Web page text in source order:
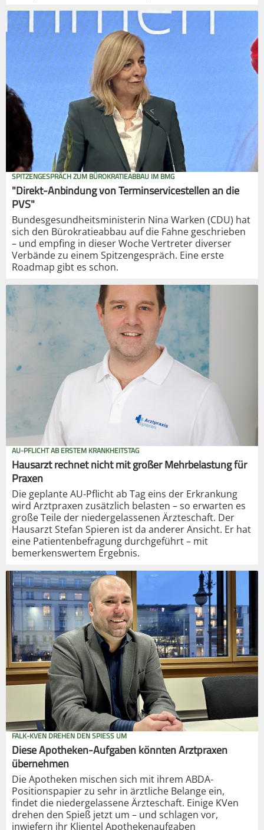
SPITZENGESPRÄCH ZUM BÜROKRATIEABBAU IM BMG
"Direkt-Anbindung von Terminservicestellen an die
PVS"
Bundesgesundheitsministerin Nina Warken (CDU) hat
sich den Bürokratieabbau auf die Fahne geschrieben
– und empfing in dieser Woche Vertreter diverser
Verbände zu einem Spitzengespräch. Eine erste
Roadmap gibt es schon.
AU-PFLICHT AB ERSTEM KRANKHEITSTAG
Hausarzt rechnet nicht mit großer Mehrbelastung für
Praxen
Die geplante AU-Pflicht ab Tag eins der Erkrankung
wird Arztpraxen zusätzlich belasten – so erwarten es
große Teile der niedergelassenen Ärzteschaft. Der
Hausarzt Stefan Spieren ist da anderer Ansicht. Er hat
eine Patientenbefragung durchgeführt – mit
bemerkenswertem Ergebnis.
FALK-KVEN DREHEN DEN SPIESS UM
Diese Apotheken-Aufgaben könnten Arztpraxen
übernehmen
Die Apotheken mischen sich mit ihrem ABDA-
Positionspapier zu sehr in ärztliche Belange ein,
findet die niedergelassene Ärzteschaft. Einige KVen
drehen den Spieß jetzt um – und schlagen vor,
inwiefern ihr Klientel Apothekenaufgaben